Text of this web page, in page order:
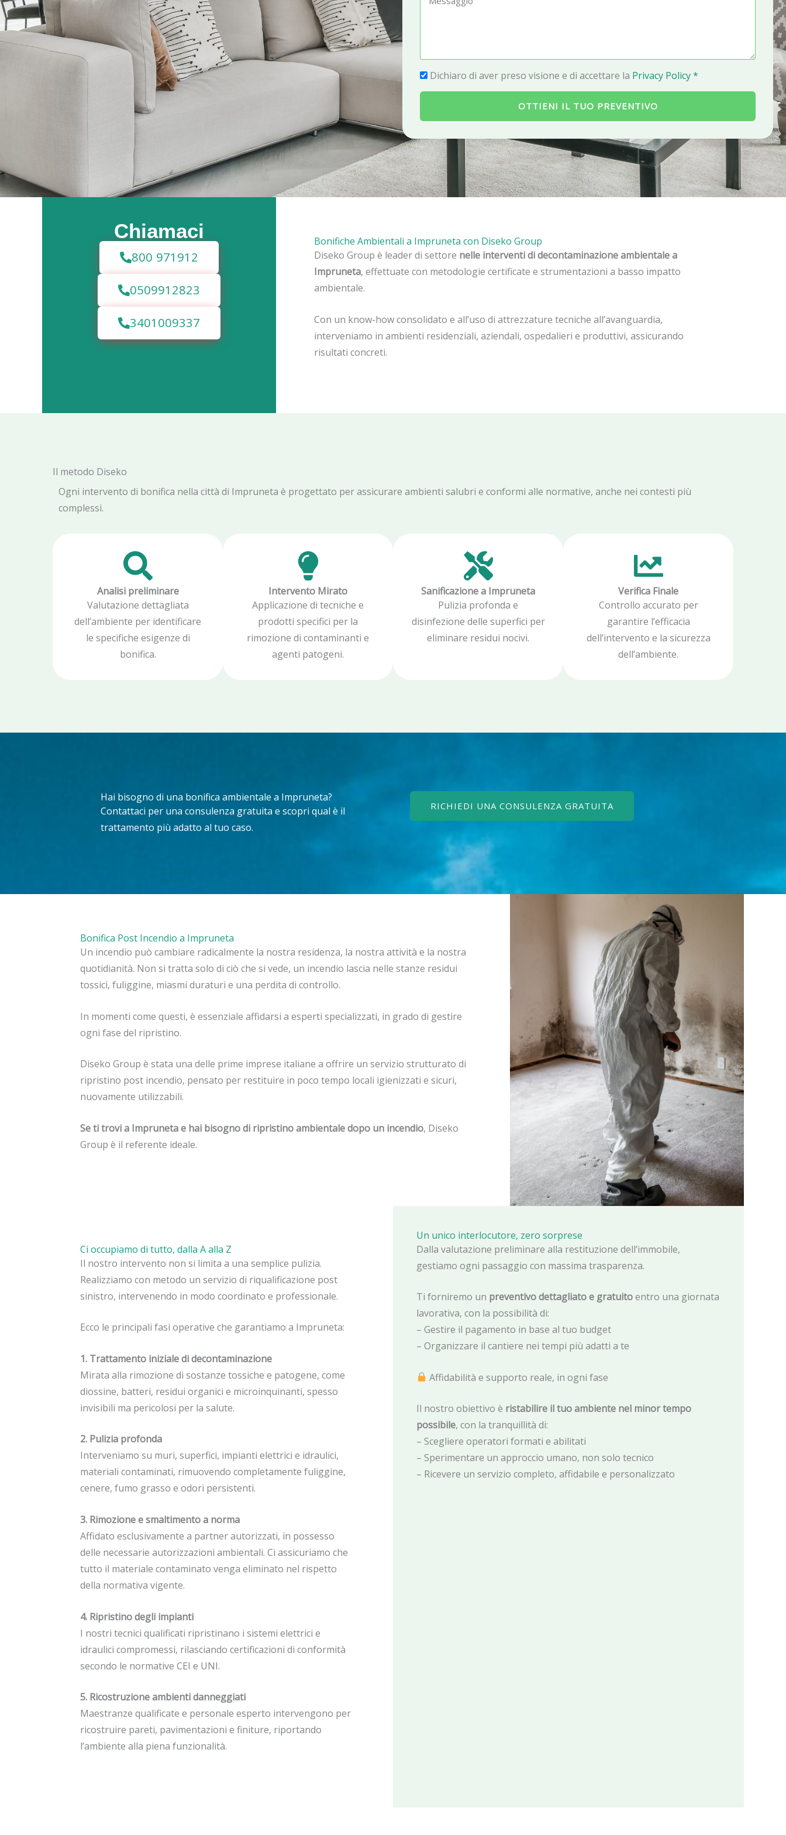
n
o
g
g
P
r
v
a
y
Dichiaro di aver preso visione e di accettare la Privacy Policy *
OTTIENI IL TUO PREVENTIVO
Chiamaci
800 971912
0509912823
3401009337
Bonifiche Ambientali a Impruneta con Diseko Group
Diseko Group è leader di settore nelle interventi di decontaminazione ambientale a
Impruneta, effettuate con metodologie certificate e strumentazioni a basso impatto
ambientale.
Con un know-how consolidato e all’uso di attrezzature tecniche all’avanguardia,
interveniamo in ambienti residenziali, aziendali, ospedalieri e produttivi, assicurando
risultati concreti.
Il metodo Diseko
Ogni intervento di bonifica nella città di Impruneta è progettato per assicurare ambienti salubri e conformi alle normative, anche nei contesti più
complessi.
Analisi preliminare
Valutazione dettagliata
dell’ambiente per identificare
le specifiche esigenze di
bonifica.
Intervento Mirato
Applicazione di tecniche e
prodotti specifici per la
rimozione di contaminanti e
agenti patogeni.
Sanificazione a Impruneta
Pulizia profonda e
disinfezione delle superfici per
eliminare residui nocivi.
Verifica Finale
Controllo accurato per
garantire l’efficacia
dell’intervento e la sicurezza
dell’ambiente.
Hai bisogno di una bonifica ambientale a Impruneta?
Contattaci per una consulenza gratuita e scopri qual è il
trattamento più adatto al tuo caso.
RICHIEDI UNA CONSULENZA GRATUITA
Bonifica Post Incendio a Impruneta
Un incendio può cambiare radicalmente la nostra residenza, la nostra attività e la nostra
quotidianità. Non si tratta solo di ciò che si vede, un incendio lascia nelle stanze residui
tossici, fuliggine, miasmi duraturi e una perdita di controllo.
In momenti come questi, è essenziale affidarsi a esperti specializzati, in grado di gestire
ogni fase del ripristino.
Diseko Group è stata una delle prime imprese italiane a offrire un servizio strutturato di
ripristino post incendio, pensato per restituire in poco tempo locali igienizzati e sicuri,
nuovamente utilizzabili.
Se ti trovi a Impruneta e hai bisogno di ripristino ambientale dopo un incendio, Diseko
Group è il referente ideale.
Ci occupiamo di tutto, dalla A alla Z
Il nostro intervento non si limita a una semplice pulizia.
Realizziamo con metodo un servizio di riqualificazione post
sinistro, intervenendo in modo coordinato e professionale.
Ecco le principali fasi operative che garantiamo a Impruneta:
1. Trattamento iniziale di decontaminazione
Mirata alla rimozione di sostanze tossiche e patogene, come
diossine, batteri, residui organici e microinquinanti, spesso
invisibili ma pericolosi per la salute.
2. Pulizia profonda
Interveniamo su muri, superfici, impianti elettrici e idraulici,
materiali contaminati, rimuovendo completamente fuliggine,
cenere, fumo grasso e odori persistenti.
3. Rimozione e smaltimento a norma
Affidato esclusivamente a partner autorizzati, in possesso
delle necessarie autorizzazioni ambientali. Ci assicuriamo che
tutto il materiale contaminato venga eliminato nel rispetto
della normativa vigente.
4. Ripristino degli impianti
I nostri tecnici qualificati ripristinano i sistemi elettrici e
idraulici compromessi, rilasciando certificazioni di conformità
secondo le normative CEI e UNI.
5. Ricostruzione ambienti danneggiati
Maestranze qualificate e personale esperto intervengono per
ricostruire pareti, pavimentazioni e finiture, riportando
l’ambiente alla piena funzionalità.
Un unico interlocutore, zero sorprese
Dalla valutazione preliminare alla restituzione dell’immobile,
gestiamo ogni passaggio con massima trasparenza.
Ti forniremo un preventivo dettagliato e gratuitoentro una giornata
lavorativa, con la possibilità di:
– Gestire il pagamento in base al tuo budget
– Organizzare il cantiere nei tempi più adatti a te
Affidabilità e supporto reale, in ogni fase
Il nostro obiettivo è ristabilire il tuo ambiente nel minor tempo
possibile, con la tranquillità di:
– Scegliere operatori formati e abilitati
– Sperimentare un approccio umano, non solo tecnico
– Ricevere un servizio completo, affidabile e personalizzato